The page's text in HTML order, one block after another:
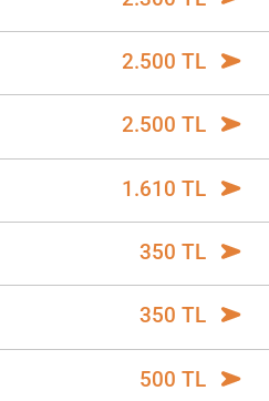
2.500 TL
2.500 TL
1.610 TL
350 TL
350 TL
500 TL